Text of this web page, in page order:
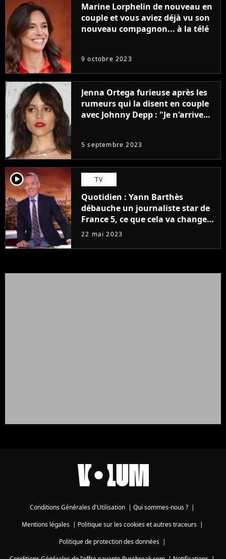
Marine Lorphelin de nouveau en
couple et vous aviez déjà vu son
nouveau compagnon... à la télé
9 octobre 2023
Jenna Ortega furieuse après les
rumeurs qui la disent en couple
avec Johnny Depp : "Je n'arrive
5 septembre 2023
player2 TV
Quotidien : Yann Barthès
débauche un journaliste star de
France 5, ce que cela va changer
à la rentrée
22 mai 2023
Conditions Générales d'Utilisation Qui sommes-nous ?
Mentions légales| Politique sur les cookies et autres traceurs|
Politique de protection des données|